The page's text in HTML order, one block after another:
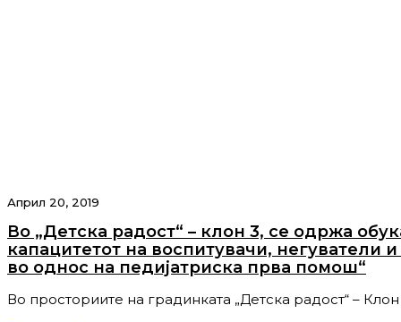
Април 20, 2019
Во „Детска радост“ – клон 3, се одржа
капацитетот на воспитувачи, негуватели
во однос на педијатриска прва помош“
Во просториите на градинката „Детска радост“ –